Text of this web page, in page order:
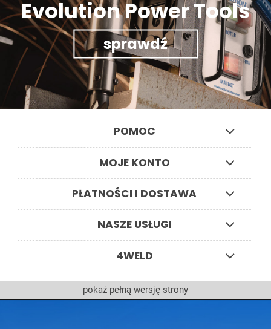
Evolution Power Tools
sprawdź
POMOC
MOJE KONTO
PŁATNOŚCI I DOSTAWA
NASZE USŁUGI
4WELD
pokaż pełną wersję strony